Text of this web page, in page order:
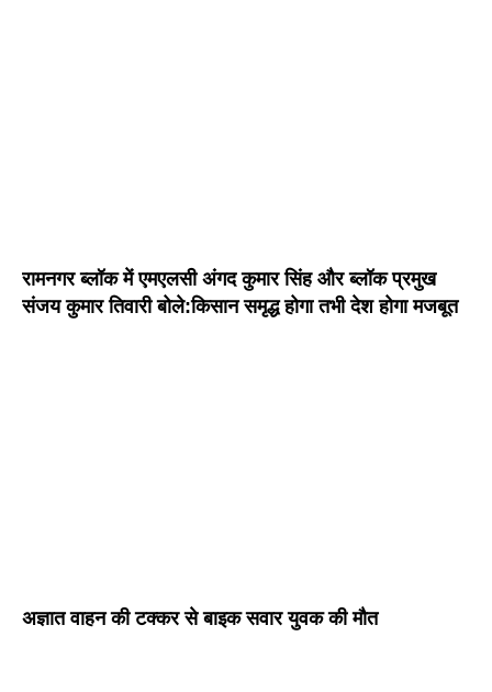
रामनगर ब्लॉक में एमएलसी अंगद कुमार सिंह और ब्लॉक प्रमुख
संजय कुमार तिवारी बोले:किसान समृद्ध होगा तभी देश होगा मजबूत
अज्ञात वाहन की टक्कर से बाइक सवार युवक की मौत